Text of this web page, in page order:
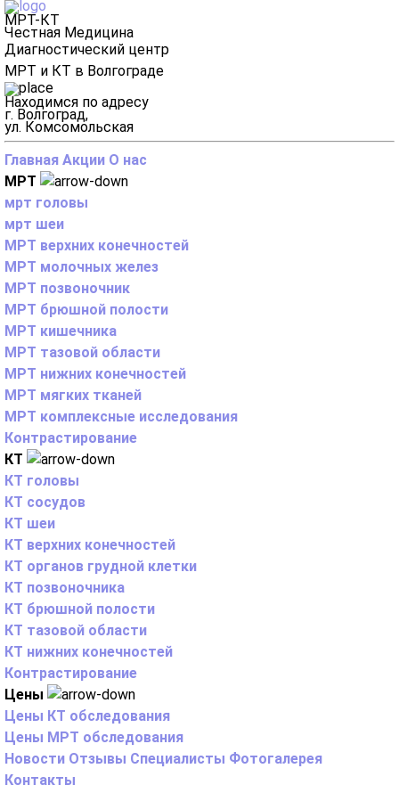
МРТ-КТ
Честная Медицина
Диагностический центр
МРТ и КТ в Волгограде
Находимся по адресу
г. Волгоград,
ул. Комсомольская
Главная Акции О нас
МРТ
мрт головы
мрт шеи
МРТ верхних конечностей
МРТ молочных желез
МРТ позвоночник
МРТ брюшной полости
МРТ кишечника
МРТ тазовой области
МРТ нижних конечностей
МРТ мягких тканей
МРТ комплексные исследования
Контрастирование
КТ
КТ головы
КТ сосудов
КТ шеи
КТ верхних конечностей
КТ органов грудной клетки
КТ позвоночника
КТ брюшной полости
КТ тазовой области
КТ нижних конечностей
Контрастирование
Цены
Цены КТ обследования
Цены МРТ обследования
Новости Отзывы Специалисты Фотогалерея
Контакты